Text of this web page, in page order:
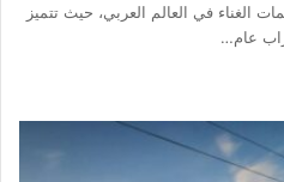
الغناء في العالم العربي، حيث تتميز
عام…